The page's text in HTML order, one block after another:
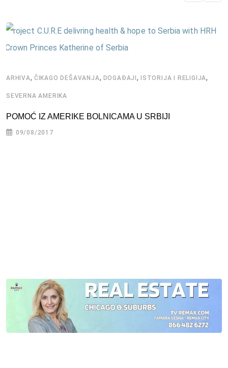
ARHIVA, ČIKAGO DEŠAVANJA, DOGAĐAJI, ISTORIJA I RELIGIJA,
SEVERNA AMERIKA
POMOĆ IZ AMERIKE BOLNICAMA U SRBIJI
09/08/2017